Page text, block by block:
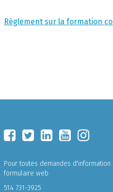
Règlement sur la formation
Pour toutes demandes d'information :
formulaire web
514 731-3925